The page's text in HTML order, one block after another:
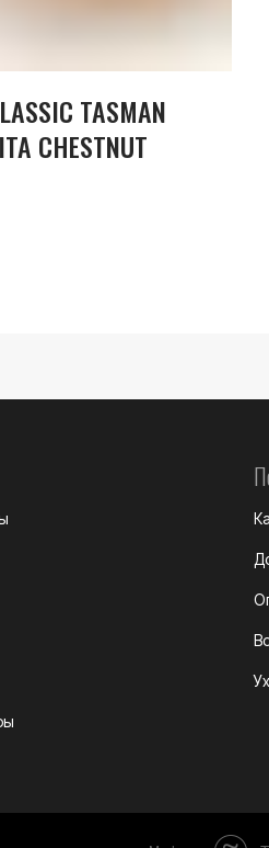
TASMAN
CHESTNUT